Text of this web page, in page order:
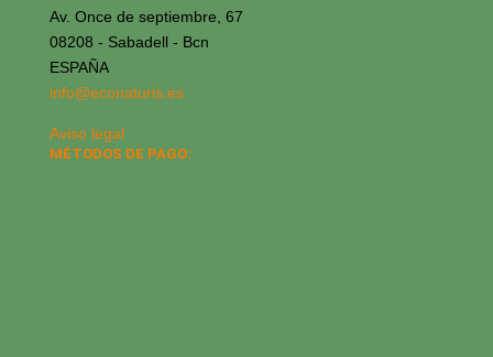
Av. Once de septiembre, 67
08208 - Sabadell - Bcn
ESPAÑA
info@econaturis.es
Aviso legal
MÉTODOS DE PAGO: